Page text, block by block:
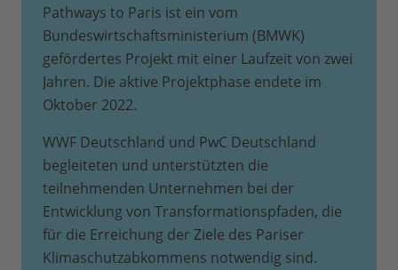
Pathways to Paris ist ein vom
Bundeswirtschaftsministerium (BMWK)
gefördertes Projekt mit einer Laufzeit von zwei
Jahren. Die aktive Projektphase endete im
Oktober 2022.
WWF Deutschland und PwC Deutschland
begleiteten und unterstützten die
teilnehmenden Unternehmen bei der
Entwicklung von Transformationspfaden, die
für die Erreichung der Ziele des Pariser
Klimaschutzabkommens notwendig sind.